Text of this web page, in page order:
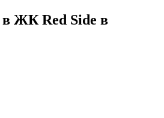
в ЖК Red Side в